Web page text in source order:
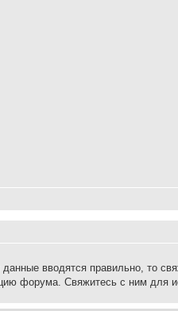
вводятся правильно, то
форума. Свяжитесь с ним для